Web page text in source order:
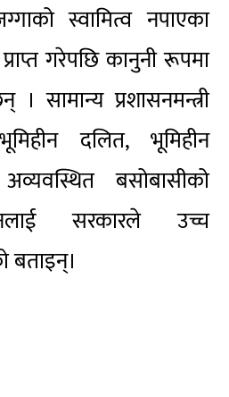
स्वामित्व नपाएका
गरेपछि कानुनी रूपमा
सामान्य प्रशासनमन्त्री
दलित, भूमिहीन
बसोबासीको
सरकारले उच्च
बताइन्।